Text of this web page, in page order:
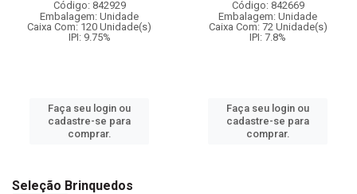
Código: 842929
Embalagem: Unidade
Caixa Com: 120 Unidade(s)
IPI: 9.75%
Faça seu login ou
cadastre-se para
comprar.
Código: 842669
Embalagem: Unidade
Caixa Com: 72 Unidade(s)
IPI: 7.8%
Faça seu login ou
cadastre-se para
comprar.
Seleção Brinquedos